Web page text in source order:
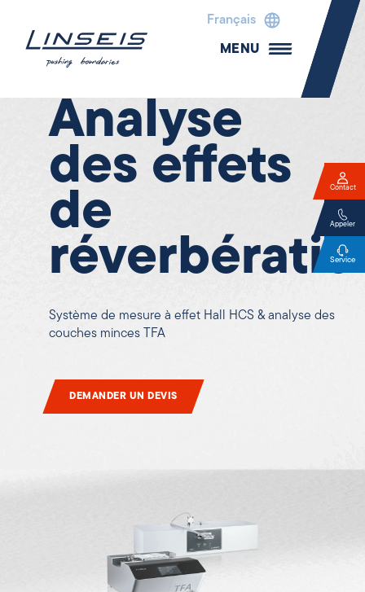
Français
MENU
Caractéristiques électriques
HCS -
Analyse
des effets
de
Système de mesure à effet Hall HCS & analyse des
couches minces TFA
DEMANDER UN DEVIS
Contact
Appeler
Service